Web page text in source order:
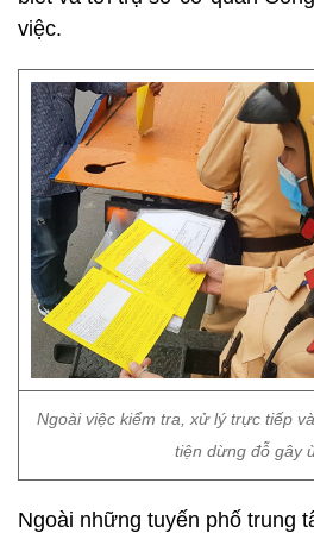
việc.
Ngoài việc kiểm tra, xử lý trực tiếp
tiện dừng đỗ gây
Ngoài những tuyến phố trung